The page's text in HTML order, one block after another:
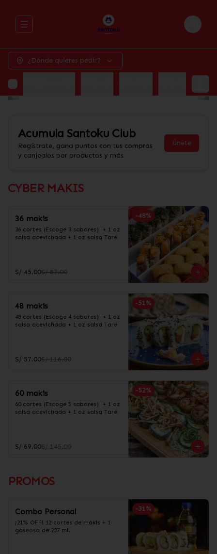
Abrir menu de navegación Login
¿Dónde quieres pedir?
Acumula Santoku Club
Regístrate, gana puntos con tus compras
y canjealos por productos y más
Únete
CYBER MAKIS
-48%
36 makis
36 cortes (Escoge 3 sabores)  + 1 oz
salsa acevichada + 1 oz salsa Taré
S/ 45.00S/ 87.00
-51%
48 makis
48 cortes (Escoge 4 sabores)  + 1 oz
salsa acevichada + 1 oz salsa Taré
S/ 57.00S/ 116.00
-52%
60 makis
60 cortes (Escoge 5 sabores)  + 1 oz
salsa acevichada + 1 oz salsa Taré
S/ 69.00S/ 145.00
PROMOS
-31%
Combo Personal
¡21% OFF! 12 cortes de makis + 1
gaseosa de 237 ml.